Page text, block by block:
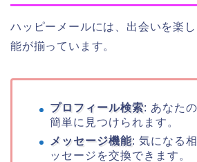
ハッピーメールには、出会いを楽
能が揃っています。
プロフィール検索: あなた
簡単に見つけられます。
メッセージ機能: 気になる
ッセージを交換できます。